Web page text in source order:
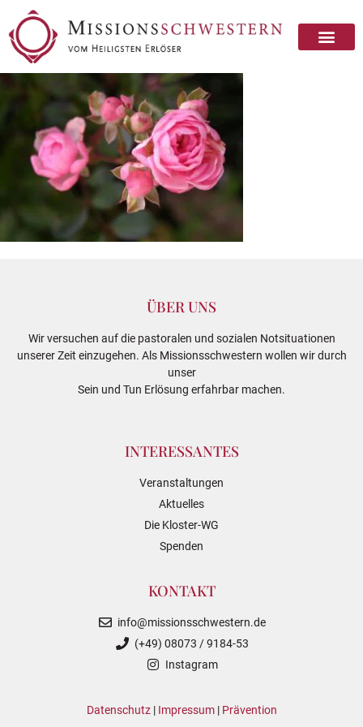
ÜBER UNS
Wir versuchen auf die pastoralen und sozialen Notsituationen
unserer Zeit einzugehen. Als Missionsschwestern wollen wir durch
unser
Sein und Tun Erlösung erfahrbar machen.
INTERESSANTES
Veranstaltungen
Aktuelles
Die Kloster-WG
Spenden
KONTAKT
info@missionsschwestern.de
(+49) 08073 / 9184-53
Instagram
Datenschutz| Impressum| Prävention